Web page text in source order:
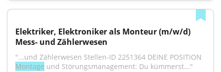
Elektriker, Elektroniker als Monteur (m/w/d)
Mess- und Zählerwesen
Montage und Störungsmanagement: Du kümmerst..."